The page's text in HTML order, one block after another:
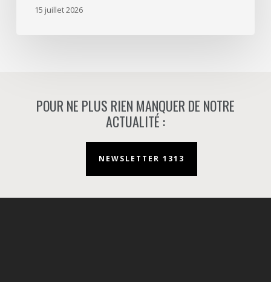
15 juillet 2026
POUR NE PLUS RIEN MANQUER DE NOTRE
ACTUALITÉ :
NEWSLETTER 1313